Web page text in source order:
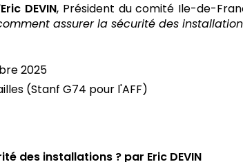
DEVIN, Président du comité Ile-de-
assurer la sécurité des
2025
(Stanf G74 pour l'AFF)
des installations ? par Eric DEVIN